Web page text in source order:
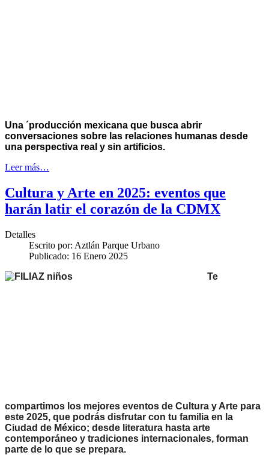
Una ´producción mexicana que busca abrir
conversaciones sobre las relaciones humanas desde
una perspectiva real y sin artificios.
Leer más…
Cultura y Arte en 2025: eventos que
harán latir el corazón de la CDMX
Detalles
Escrito por: Aztlán Parque Urbano
Publicado: 16 Enero 2025
Te
compartimos los mejores eventos de Cultura y Arte para
este 2025, que podrás disfrutar con tu familia en la
Ciudad de México; desde literatura hasta arte
contemporáneo y tradiciones internacionales, forman
parte de lo que se prepara.